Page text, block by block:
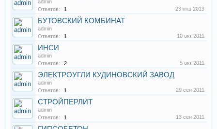
admin
Ответов:
1 23 янв 2013
БУТОВСКИЙ КОМБИНАТ
admin
Ответов:
1 10 окт 2011
ИНСИ
admin
Ответов:
2 5 окт 2011
ЭЛЕКТРОУГЛИ КУДИНОВСКИЙ ЗАВОД
admin
Ответов:
1 29 сен 2011
СТРОЙПЕРЛИТ
admin
Ответов:
1 13 сен 2011